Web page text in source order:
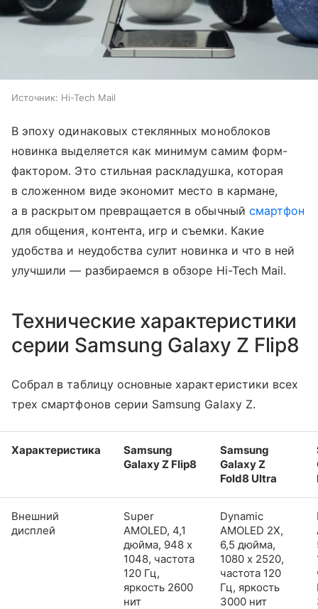
Источник: Hi-Tech Mail
В эпоху одинаковых стеклянных моноблоков
новинка выделяется как минимум самим форм-
фактором. Это стильная раскладушка, которая
в сложенном виде экономит место в кармане,
а в раскрытом превращается в обычный смартфон
для общения, контента, игр и съемки. Какие
удобства и неудобства сулит новинка и что в ней
улучшили — разбираемся в обзоре Hi-Tech Mail.
Технические характеристики
серии Samsung Galaxy Z Flip8
Собрал в таблицу основные характеристики всех
трех смартфонов серии Samsung Galaxy Z.
Характеристика
Samsung
Galaxy Z Flip8
Samsung
Galaxy Z
Fold8 Ultra
Внешний
дисплей
Super
AMOLED, 4,1
дюйма, 948 x
1048, частота
120 Гц,
яркость 2600
нит
Dynamic
AMOLED 2X,
6,5 дюйма,
1080 x 2520,
частота 120
Гц, яркость
3000 нит